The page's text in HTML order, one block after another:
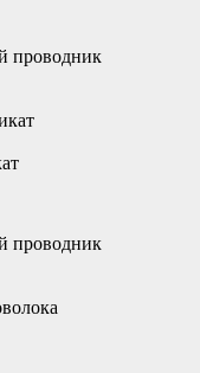
проводник
проводник